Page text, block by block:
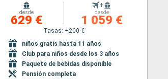
desde
629 €
+
desde
1 059 €
Tasas: +200 €
niños gratis hasta 11 años
Club para niños desde los 3 años
Paquete de bebidas disponible
Pensión completa